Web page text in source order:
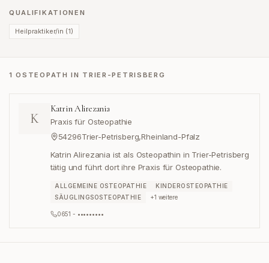
QUALIFIKATIONEN
Heilpraktiker/in (1)
1 OSTEOPATH IN TRIER-PETRISBERG
K
Katrin Alirezania
Praxis für Osteopathie
54296Trier-Petrisberg,Rheinland-Pfalz
Katrin Alirezania ist als Osteopathin in Trier-Petrisberg
tätig und führt dort ihre Praxis für Osteopathie.
ALLGEMEINE OSTEOPATHIE
KINDEROSTEOPATHIE
SÄUGLINGSOSTEOPATHIE
+1 weitere
0651 - •••••••••